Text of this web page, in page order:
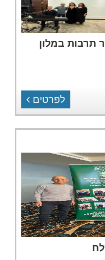
תרבות במלון
לפרטים